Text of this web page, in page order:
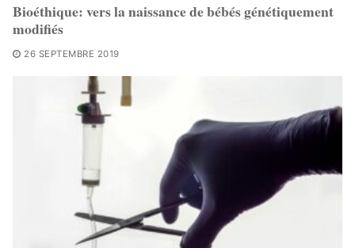
Bioéthique: vers la naissance de bébés génétiquement
modifiés
26 SEPTEMBRE 2019